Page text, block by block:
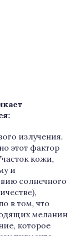
излучения.
этот фактор
кожи,
и
солнечного
в том, что
меланин
которое